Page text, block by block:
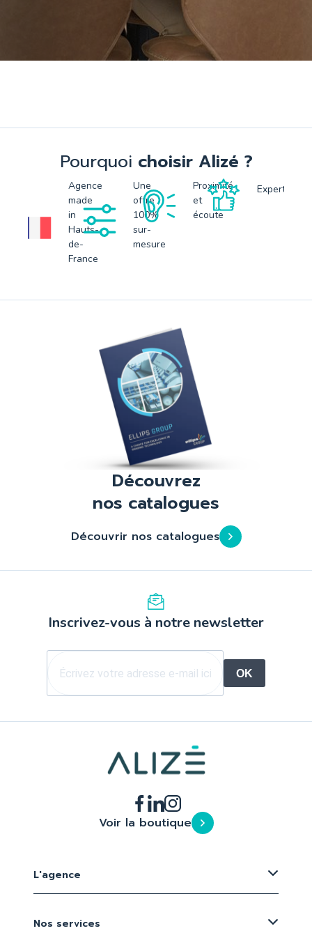
Pourquoi choisir Alizé ?
Agence
made
in
Hauts-
de-
France
Une
offre
100%
sur-
mesure
Proximité
et
écoute
Expertise
Découvrez
nos catalogues
Découvrir nos catalogues
Inscrivez-vous à notre newsletter
OK
Voir la boutique
L'agence
Nos services